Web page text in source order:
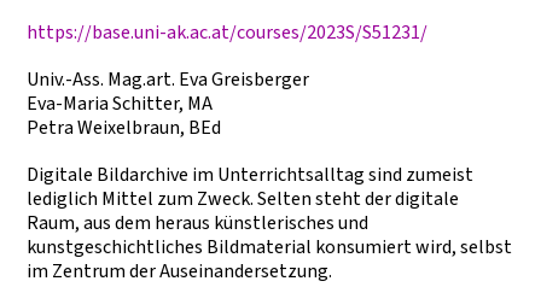
https://base.uni-ak.ac.at/courses/2023S/S51231/
Univ.-Ass. Mag.art. Eva Greisberger
Eva-Maria Schitter, MA
Petra Weixelbraun, BEd
Digitale Bildarchive im Unterrichtsalltag sind zumeist
lediglich Mittel zum Zweck. Selten steht der digitale
Raum, aus dem heraus künstlerisches und
kunstgeschichtliches Bildmaterial konsumiert wird, selbst
im Zentrum der Auseinandersetzung.